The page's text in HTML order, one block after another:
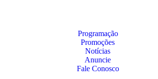
Programação
Promoções
Notícias
Anuncie
Fale Conosco